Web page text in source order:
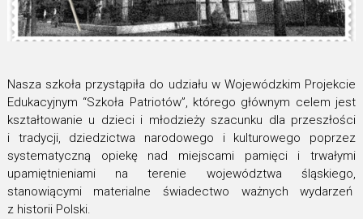
Nasza szkoła przystąpiła do udziału w Wojewódzkim Projekcie
Edukacyjnym “Szkoła Patriotów”, którego głównym celem jest
kształtowanie u dzieci i młodzieży szacunku dla przeszłości
i tradycji, dziedzictwa narodowego i kulturowego poprzez
systematyczną opiekę nad miejscami pamięci i trwałymi
upamiętnieniami na terenie województwa śląskiego,
stanowiącymi materialne świadectwo ważnych wydarzeń
z historii Polski.